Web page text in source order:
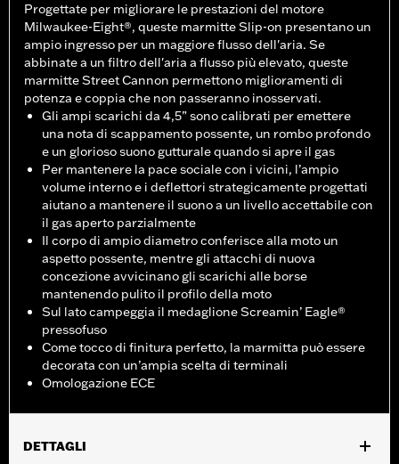
Progettate per migliorare le prestazioni del motore
Milwaukee-Eight®, queste marmitte Slip-on presentano un
ampio ingresso per un maggiore flusso dell'aria. Se
abbinate a un filtro dell'aria a flusso più elevato, queste
marmitte Street Cannon permettono miglioramenti di
potenza e coppia che non passeranno inosservati.
Gli ampi scarichi da 4,5” sono calibrati per emettere
una nota di scappamento possente, un rombo profondo
e un glorioso suono gutturale quando si apre il gas
Per mantenere la pace sociale con i vicini, l’ampio
volume interno e i deflettori strategicamente progettati
aiutano a mantenere il suono a un livello accettabile con
il gas aperto parzialmente
Il corpo di ampio diametro conferisce alla moto un
aspetto possente, mentre gli attacchi di nuova
concezione avvicinano gli scarichi alle borse
mantenendo pulito il profilo della moto
Sul lato campeggia il medaglione Screamin’ Eagle®
pressofuso
Come tocco di finitura perfetto, la marmitta può essere
decorata con un’ampia scelta di terminali
Omologazione ECE
DETTAGLI